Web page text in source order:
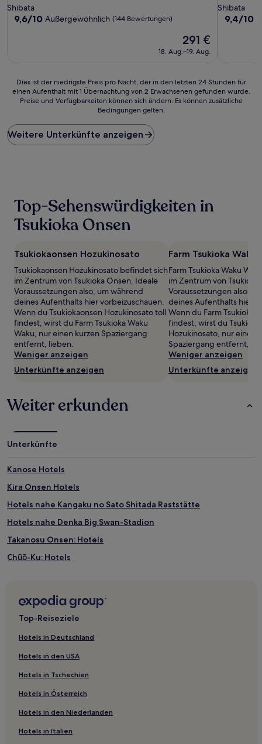
Sterne-
Unterkunft
Shibata
9.6
9,6/10 Außergewöhnlich (144 Bewertungen)
Der
Preis
beträgt
291 €
18. Aug.–19. Aug.
Sterne-
Shibata
9.4
9,4/10
Dies
ist
Preis
pro
Nacht,
24 Stunden
einen
Aufenthalt
1 Übernachtung
2 Erwachsenen
gefunden
wurde.
Preise
und
Verfügbarkeiten
können
sich
ändern.
können
Bedingungen
gelten.
Dies ist der niedrigste Preis pro Nacht, der in den letzten 24 Stunden für
einen Aufenthalt mit 1 Übernachtung von 2 Erwachsenen gefunden wurde.
Preise und Verfügbarkeiten können sich ändern. Es können zusätzliche
Bedingungen gelten.
Weitere Unterkünfte anzeigen
Top-Sehenswürdigkeiten in
Tsukioka Onsen
Tsukiokaonsen Hozukinosato
Tsukiokaonsen Hozukinosato befindet sich
im Zentrum von Tsukioka Onsen. Ideale
Voraussetzungen also, um während
deines Aufenthalts hier vorbeizuschauen.
Wenn du Tsukiokaonsen Hozukinosato toll
findest, wirst du Farm Tsukioka Waku
Waku, nur einen kurzen Spaziergang
entfernt, lieben.
Weniger anzeigen
Unterkünfte anzeigen
Farm Tsukioka Waku
Farm Tsukioka Waku
im Zentrum von
Voraussetzungen also,
deines Aufenthalts hier
Wenn du Farm Tsukioka
findest, wirst du
Hozukinosato, nur einen
Spaziergang entfernt,
Weniger anzeigen
Unterkünfte anzeigen
Weiter erkunden
Unterkünfte
Kanose Hotels
Kira Onsen Hotels
Hotels nahe Kangaku no Sato Shitada Raststätte
Hotels nahe Denka Big Swan-Stadion
Takanosu Onsen: Hotels
Chūō-Ku: Hotels
Iwamuro Onsen Hotels
Hotels nahe Park Tsukioka Karion
Kita-Ku: Hotels
Hotels nahe Zentrum Tsubame Sanjyochijyo Sangyosinko
Sanjo Hotels
Hotels nahe Geschichts- und Straßenmuseum von Sekikawa
Top-Reiseziele
Hotels in Deutschland
Hotels in den USA
Hotels in Tschechien
Hotels in Österreich
Hotels in den Niederlanden
Hotels in Italien